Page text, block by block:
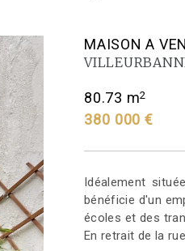
MAISON A
80.73 m2
380 000 €
Idéalement
bénéficie d'un
écoles et des
En retrait de la